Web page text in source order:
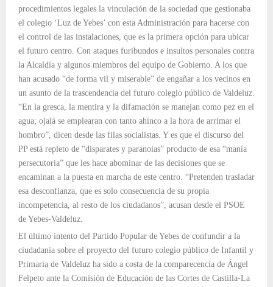
procedimientos legales la vinculación de la sociedad que gestionaba
el colegio ‘Luz de Yebes’ con esta Administración para hacerse con
el control de las instalaciones, que es la primera opción para ubicar
el futuro centro. Con ataques furibundos e insultos personales contra
la Alcaldía y algunos miembros del equipo de Gobierno. A los que
han acusado “de forma vil y miserable” de engañar a los vecinos en
un asunto de la trascendencia del futuro colegio público de Valdeluz.
“En la gresca, la mentira y la difamación se manejan como pez en el
agua; ojalá se emplearan con tanto ahínco a la hora de arrimar el
hombro”, dicen desde las filas socialistas. Y es que el discurso del
PP está repleto de “disparates y paranoias” producto de esa “manía
persecutoria” que les hace abominar de las decisiones que se
encaminan a la puesta en marcha de este centro. “Pretenden trasladar
esa desconfianza, que es solo consecuencia de su propia
incompetencia, al resto de los ciudadanos”, acusan desde el PSOE
de Yebes-Valdeluz.
El último intento del Partido Popular de Yebes de confundir a la
ciudadanía sobre el proyecto del futuro colegio público de Infantil y
Primaria de Valdeluz ha sido a costa de la comparecencia de Ángel
Felpeto ante la Comisión de Educación de las Cortes de Castilla-La